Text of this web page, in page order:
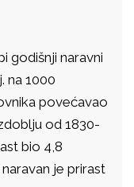
godišnji naravni
na 1000
povećavao
od 1830-
bio 4,8
je prirast